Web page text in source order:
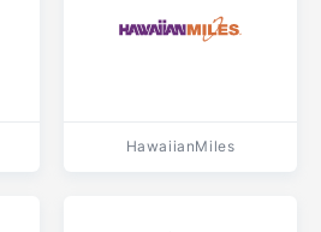
HawaiianMiles